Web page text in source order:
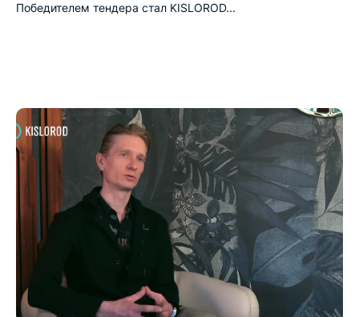
Победителем тендера стал KISLOROD...